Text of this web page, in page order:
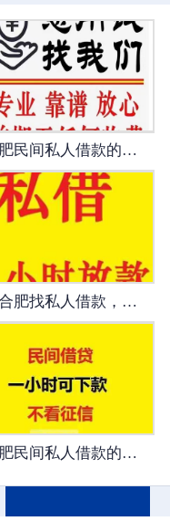
私人借款
个人资金
个人贷款
私人借款
私人借钱
联系我们
合肥民间私人借款的利息一般是多少？会不会遇到高利贷？
在合肥找私人借款，如何防范骗局？你们平台有保障吗？
合肥民间私人借款的借款期限一般是多长？可以展期吗？